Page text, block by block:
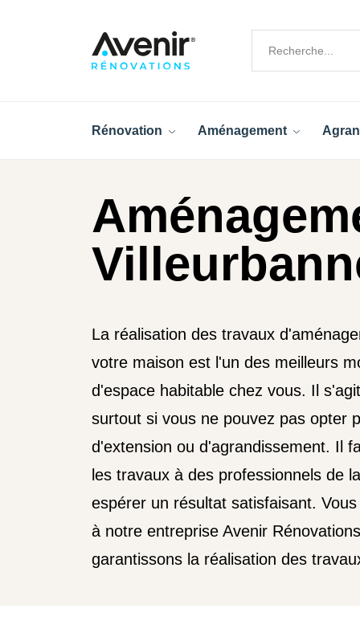
Rénovation Aménagement
La réalisation des travaux
votre maison est l'un des meilleurs
d'espace habitable chez vous. Il
surtout si vous ne pouvez pas opter
d'extension ou d'agrandissement. Il
les travaux à des professionnels de
espérer un résultat satisfaisant.
à notre entreprise Avenir
garantissons la réalisation des